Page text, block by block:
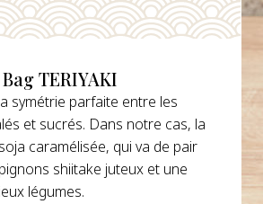
TERIYAKI
symétrie parfaite entre les
et sucrés. Dans notre cas, la
caramélisée, qui va de pair
shiitake juteux et une
légumes.